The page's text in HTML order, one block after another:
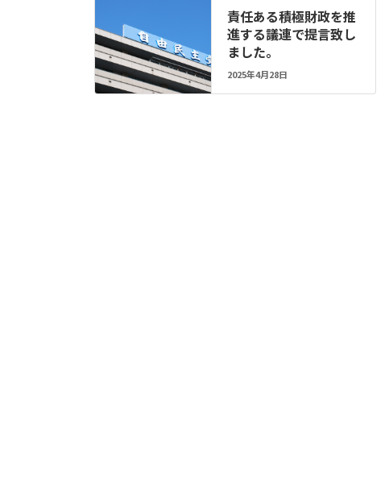
責任ある積極財政を推
進する議連で提言致し
ました。
2025年4月28日